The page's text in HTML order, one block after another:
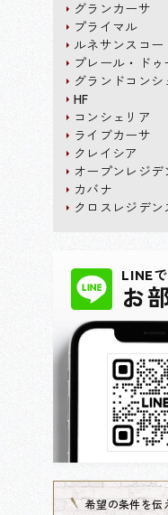
グランカーサ
プライマル
ルネサンスコー
プレール・ドゥ
グランドコンシ
HF
コンシェリア
ライブカーサ
クレイシア
オープンレジデ
カバナ
クロスレジデン
LINE
お
希望の条件を伝